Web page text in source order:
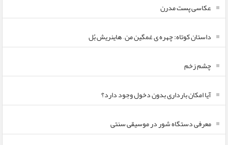
عکاسی پست مدرن
داستان کوتاه: چهره ی غمگین من – هاینریش بُل
چشم زخم
آیا امکان بارداری بدون دخول وجود دارد؟
معرفی دستگاه شور در موسیقی سنتی